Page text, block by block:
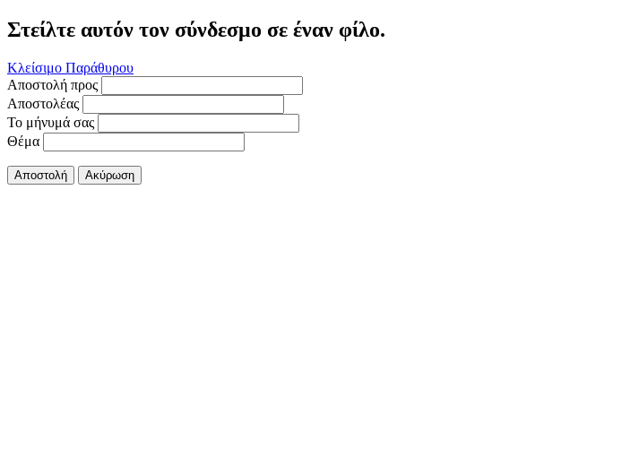
Στείλτε αυτόν τον σύνδεσμο σε έναν φίλο.
Κλείσιμο Παράθυρου
Αποστολή προς
Αποστολέας
Το μήνυμά σας
Θέμα
Αποστολή Ακύρωση